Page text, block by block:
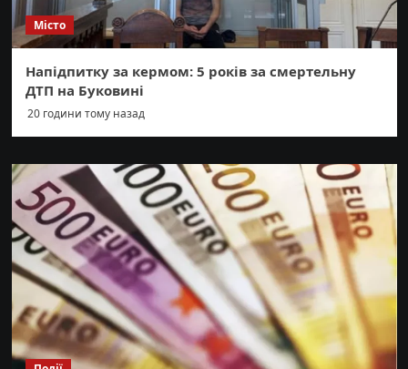
Місто
Напідпитку за кермом: 5 років за смертельну
ДТП на Буковині
20 години тому назад